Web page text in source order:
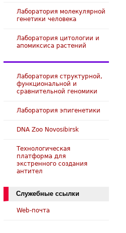
Лаборатория молекулярной
генетики человека
Лаборатория цитологии и
апомиксиса растений
Лаборатория структурной,
функциональной и
сравнительной геномики
Лаборатория эпигенетики
DNA Zoo Novosibirsk
Технологическая
платформа для
экстренного создания
антител
Служебные ссылки
Web-почта